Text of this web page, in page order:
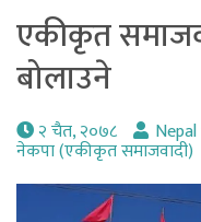
एकीकृत
बोलाउने
२ चैत, २०७८
नेकपा (एकीकृत समाजवादी)